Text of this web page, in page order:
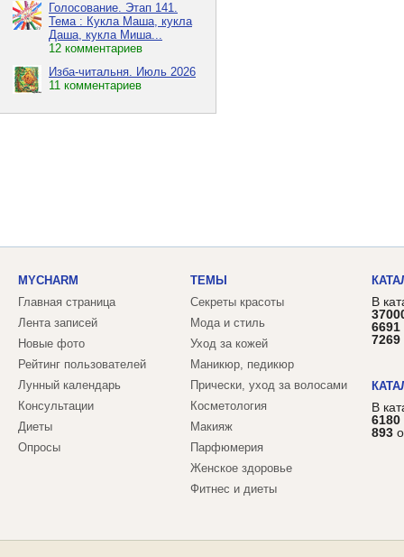
Голосование. Этап 141.
Тема : Кукла Маша, кукла
Даша, кукла Миша...
12 комментариев
Изба-читальня. Июль 2026
11 комментариев
MYCHARM
Главная страница
Лента записей
Новые фото
Рейтинг пользователей
Лунный календарь
Консультации
Диеты
Опросы
ТЕМЫ
Секреты красоты
Мода и стиль
Уход за кожей
Маникюр, педикюр
Прически, уход за волосами
Косметология
Макияж
Парфюмерия
Женское здоровье
Фитнес и диеты
В
6691
7269
В
6180
893